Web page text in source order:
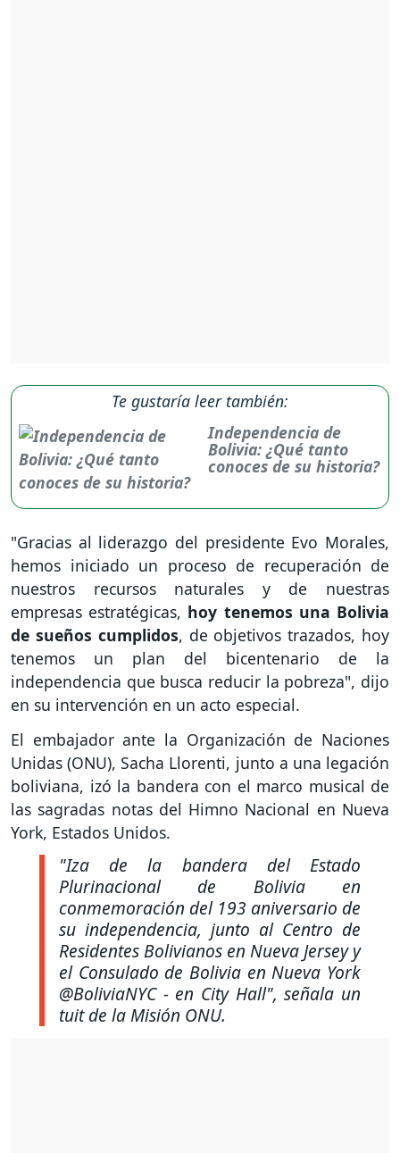
Te gustaría leer también:
Independencia de
Bolivia: ¿Qué tanto
conoces de su historia?
"Gracias al liderazgo del presidente Evo Morales,
hemos iniciado un proceso de recuperación de
nuestros recursos naturales y de nuestras
empresas estratégicas, hoy tenemos una Bolivia
de sueños cumplidos, de objetivos trazados, hoy
tenemos un plan del bicentenario de la
independencia que busca reducir la pobreza", dijo
en su intervención en un acto especial.
El embajador ante la Organización de Naciones
Unidas (ONU), Sacha Llorenti, junto a una legación
boliviana, izó la bandera con el marco musical de
las sagradas notas del Himno Nacional en Nueva
York, Estados Unidos.
"Iza de la bandera del Estado
Plurinacional de Bolivia en
conmemoración del 193 aniversario de
su independencia, junto al Centro de
Residentes Bolivianos en Nueva Jersey y
el Consulado de Bolivia en Nueva York
@BoliviaNYC - en City Hall", señala un
tuit de la Misión ONU.